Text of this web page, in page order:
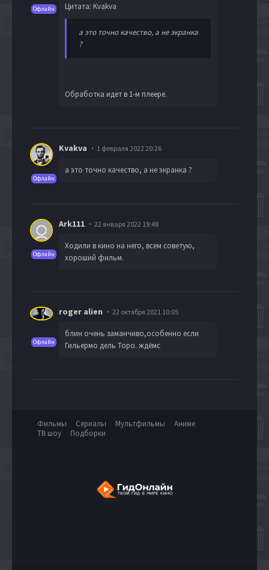
Офлайн Цитата: Kvakva
а это точно качество, а не экранка
?
Обработка идет в 1-м плеере.
Офлайн
Kvakva 1 февраля 2022 20:26
а это точно качество, а не экранка ?
Офлайн
Ark111 22 января 2022 19:48
Ходили в кино на него, всем советую,
хороший фильм.
Офлайн
roger alien 22 октября 2021 10:05
блин очень заманчиво,особенно если
Гильермо дель Торо. ждёмс
Фильмы Сериалы Мультфильмы
Аниме
ТВ шоу
Подборки